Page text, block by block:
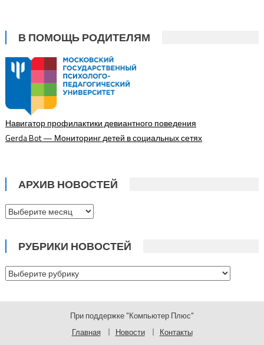
В ПОМОЩЬ РОДИТЕЛЯМ
Навигатор профилактики девиантного поведения
Gerda Bot — Мониторинг детей в социальных сетях
АРХИВ НОВОСТЕЙ
Архив
РУБРИКИ НОВОСТЕЙ
Рубрики
При поддержке "Компьютер Плюс"
Главная
Новости Контакты